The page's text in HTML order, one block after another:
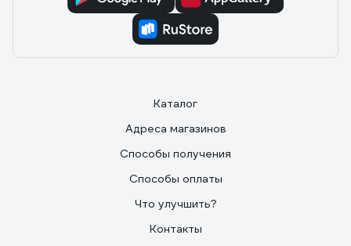
Каталог
Адреса магазинов
Способы получения
Способы оплаты
Что улучшить?
Контакты